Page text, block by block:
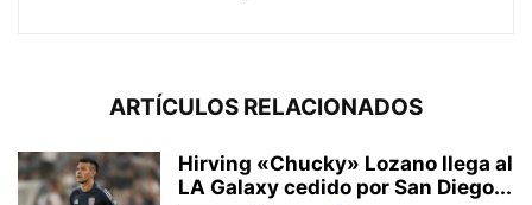
ARTÍCULOS RELACIONADOS
Hirving «Chucky» Lozano llega al
LA Galaxy cedido por San Diego...